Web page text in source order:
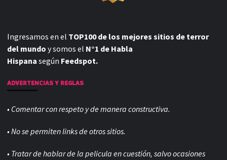
Ingresamos en el TOP100 de los mejores sitios de terror
del mundo y somos el N°1 de Habla
Hispana según Feedspot.
ADVERTENCIAS Y REGLAS
• Comentar con respeto y de manera constructiva.
• No se permiten links de otros sitios.
• Tratar de hablar de la pelicula en cuestión, salvo ocasiones